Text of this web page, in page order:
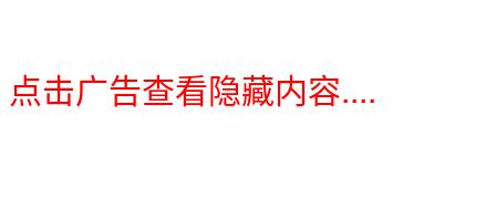
点击广告查看隐藏内容....